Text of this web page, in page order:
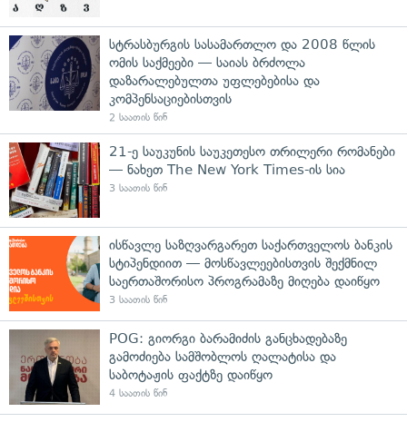
სტრასბურგის სასამართლო და 2008 წლის
ომის საქმეები — საიას ბრძოლა
დაზარალებულთა უფლებებისა და
კომპენსაციებისთვის
2 საათის წინ
21-ე საუკუნის საუკეთესო თრილერი რომანები
— ნახეთ The New York Times-ის სია
3 საათის წინ
ისწავლე საზღვარგარეთ საქართველოს ბანკის
სტიპენდიით — მოსწავლეებისთვის შექმნილ
საერთაშორისო პროგრამაზე მიღება დაიწყო
3 საათის წინ
POG: გიორგი ბარამიძის განცხადებაზე
გამოძიება სამშობლოს ღალატისა და
საბოტაჟის ფაქტზე დაიწყო
4 საათის წინ